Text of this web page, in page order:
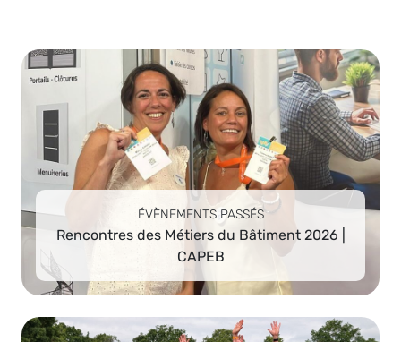
ÉVÈNEMENTS PASSÉS
Rencontres des Métiers du Bâtiment 2026 |
CAPEB